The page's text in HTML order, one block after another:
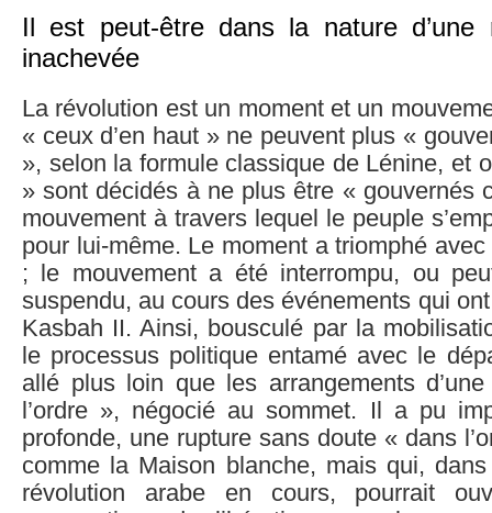
Il est peut-être dans la nature d’une
inachevée
La révolution est un moment et un
« ceux d’en haut » ne peuvent plus «
», selon la formule classique de Lénine, et
» sont décidés à ne plus être « gouvernés
mouvement à travers lequel le peuple
pour lui-même. Le moment a triomphé
; le mouvement a été interrompu, ou
suspendu, au cours des événements qui
Kasbah II. Ainsi, bousculé par la
le processus politique entamé avec le
allé plus loin que les arrangements
l’ordre », négocié au sommet. Il a pu
profonde, une rupture sans doute « dans
comme la Maison blanche, mais qui,
révolution arabe en cours, pourrait